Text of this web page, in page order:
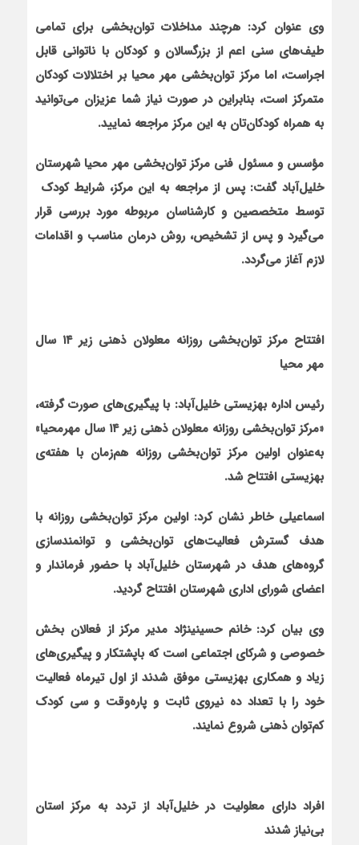
وی عنوان کرد: هرچند مداخلات توان‌بخشی برای تمامی
طیف‌های سنی اعم از بزرگسالان و کودکان با ناتوانی قابل
‌اجراست، اما مرکز توان‌بخشی مهر محیا بر اختلالات کودکان
متمرکز است، بنابراین در صورت نیاز شما عزیزان می‌توانید
به همراه کودکان‌تان به این مرکز مراجعه نمایید.
مؤسس و مسئول فنی مرکز توان‌بخشی مهر محیا شهرستان
خلیل‌آباد گفت: پس از مراجعه به این مرکز، شرایط کودک
توسط متخصصین و کارشناسان مربوطه مورد بررسی قرار
می‌گیرد و پس از تشخیص، روش درمان مناسب و اقدامات
لازم آغاز می‌گردد.
افتتاح مرکز توان‌بخشی روزانه معلولان ذهنی زیر ۱۴ سال
مهر محیا
رئیس اداره بهزیستی خلیل‌آباد: با پیگیری‌های صورت گرفته،
«مرکز توان‌بخشی روزانه معلولان ذهنی زیر ۱۴ سال مهرمحیا»
به‌عنوان اولین مرکز توان‌بخشی روزانه هم‌زمان با هفته‌ی
بهزیستی افتتاح شد.
اسماعیلی خاطر نشان کرد: اولین مرکز توان‌بخشی روزانه با
هدف گسترش فعالیت‌های توان‌بخشی و توانمندسازی
گروه‌های هدف در شهرستان خلیل‌آباد با حضور فرماندار و
اعضای شورای اداری شهرستان افتتاح گردید.
وی بیان کرد: خانم حسینی‏نژاد مدیر مرکز از فعالان بخش
خصوصی و شرکای اجتماعی است که باپشتکار و پیگیری‌های
زیاد و همکاری بهزیستی موفق شدند از اول تیرماه فعالیت
خود را با تعداد ده نیروی ثابت و پاره‌وقت و سی کودک
کم‌توان ذهنی شروع نمایند.
افراد دارای معلولیت در خلیل‌آباد از تردد به مرکز استان
بی‌نیاز شدند